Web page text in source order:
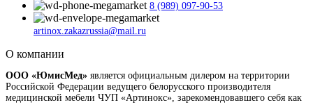
8 (989) 097-90-53
artinox.zakazrussia@mail.ru
О компании
ООО «ЮмисМед» является официальным дилером на территории
Российской Федерации ведущего белорусского производителя
медицинской мебели ЧУП «Артинокс», зарекомендовавшего себя как